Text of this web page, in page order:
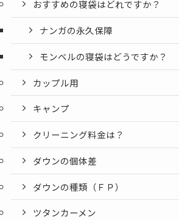
おすすめの寝袋はどれですか？
ナンガの永久保障
モンベルの寝袋はどうですか？
カップル用
キャンプ
クリーニング料金は？
ダウンの個体差
ダウンの種類（ＦＰ）
ツタンカーメン